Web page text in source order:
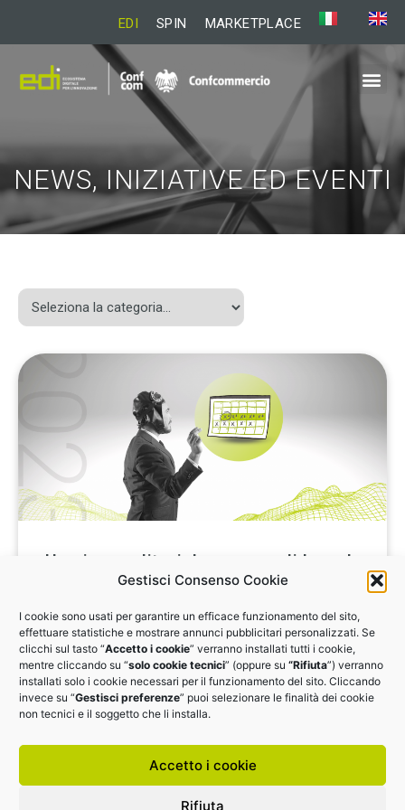
Gestisci Consenso Cookie
I cookie sono usati per garantire un efficace funzionamento del sito,
effettuare statistiche e mostrare annunci pubblicitari personalizzati. Se
clicchi sul tasto “Accetto i cookie” verranno installati tutti i cookie,
mentre cliccando su “solo cookie tecnici” (oppure su “Rifiuta”) verranno
installati solo i cookie necessari per il funzionamento del sito. Cliccando
invece su “Gestisci preferenze” puoi selezionare le finalità dei cookie
non tecnici e il soggetto che li installa.
Accetto i cookie
Rifiuta
EDI SPIN MARKETPLACE
NEWS, INIZIATIVE ED EVENTI
Un piano editoriale a prova di brand
un’impresa. Come organizzarsi? Quali contenuti
pubblicare? Webinar il 5 luglio alle 14.30
ISCRIVITI